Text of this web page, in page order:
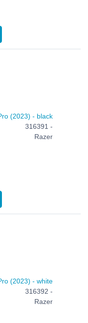
(2023) - black
316391 -
Razer
(2023) - white
316392 -
Razer